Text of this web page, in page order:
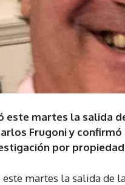
este martes la salida
Frugoni y
por
martes la salida de